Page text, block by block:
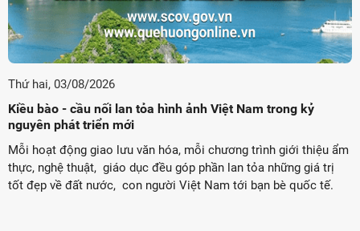
Thứ hai, 03/08/2026
Kiều bào - cầu nối lan tỏa hình ảnh Việt Nam trong kỷ
nguyên phát triển mới
Mỗi hoạt động giao lưu văn hóa, mỗi chương trình giới thiệu ẩm
thực, nghệ thuật, giáo dục đều góp phần lan tỏa những giá trị
tốt đẹp về đất nước, con người Việt Nam tới bạn bè quốc tế.